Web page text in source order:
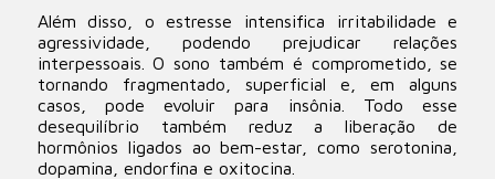
Além disso, o estresse intensifica irritabilidade e
agressividade, podendo prejudicar relações
interpessoais. O sono também é comprometido, se
tornando fragmentado, superficial e, em alguns
casos, pode evoluir para insônia. Todo esse
desequilíbrio também reduz a liberação de
hormônios ligados ao bem-estar, como serotonina,
dopamina, endorfina e oxitocina.